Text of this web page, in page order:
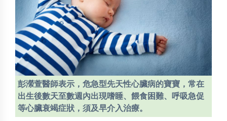
彭瀠萱醫師表示，危急型先天性心臟病的寶寶，常在
出生後數天至數週內出現嗜睡、餵食困難、呼吸急促
等心臟衰竭症狀，須及早介入治療。